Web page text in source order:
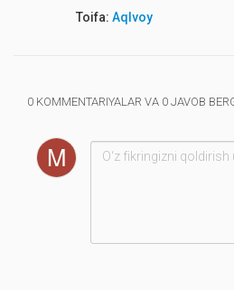
Toifa: Aqlvoy
0 KOMMENTARIYALAR VA 0 JAVOB